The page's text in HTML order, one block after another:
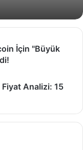
İçin "Büyük
Analizi: 15